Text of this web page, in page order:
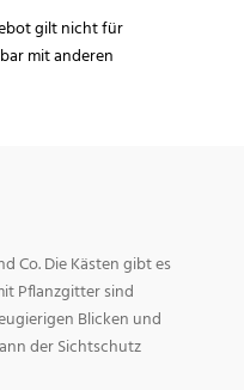
gilt nicht für
mit anderen
Co. Die Kästen gibt es
Pflanzgitter sind
Blicken und
der Sichtschutz